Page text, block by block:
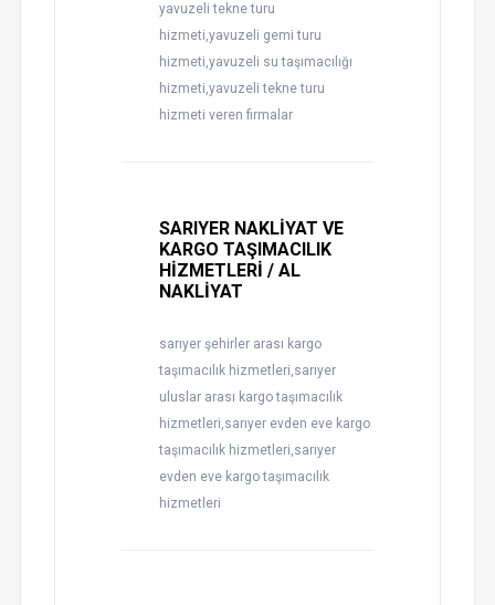
yavuzeli tekne turu
hizmeti,yavuzeli gemi turu
hizmeti,yavuzeli su taşımacılığı
hizmeti,yavuzeli tekne turu
hizmeti veren firmalar
SARIYER NAKLİYAT VE
KARGO TAŞIMACILIK
HİZMETLERİ / AL
NAKLİYAT
sarıyer şehirler arası kargo
taşımacılık hizmetleri,sarıyer
uluslar arası kargo taşımacılık
hizmetleri,sarıyer evden eve kargo
taşımacılık hizmetleri,sarıyer
evden eve kargo taşımacılık
hizmetleri